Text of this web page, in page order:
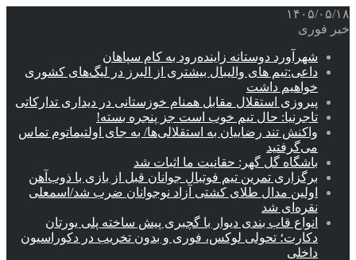
۱۴۰۵/۰۵/۱۸
خبر فوری
شهرآورد دوستانه زاینده‌رود به کام سپاهان
داعی:تیم های والیبال بیشتری از البرز در لیگ‌های کشوری
خواهیم داشت
پیروزی استقلال مقابل همنام خوزستانی در دیداری تدارکاتی
تاجرنیا: حال تیم خوب است جز پنجره بسته!
واکنش تند رضاییان به استقلالی‌ها/ به جای اولتیماتوم تماس
می‌گرفتید
باشگاه گل گهر: حقانیت ما اثبات شد
برگزاری تمرین تیم فوتبال جوانان قبل از بازی با ذوب‌آهن
اولین مدال طلای کشتی آزاد نوجوانان ضرب شد/اسمعلی
نقره‌ای شد
انواع قاب بندی دیوار با گچبری پیش ساخته پلی یورتان
دکارت؛ تحولی لوکس، فوری و بدون تخریب در دکوراسیون
داخلی